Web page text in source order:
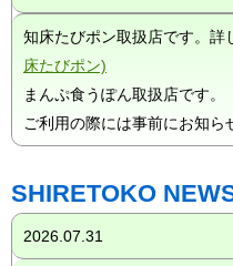
知床たびポン取扱店です。詳
床たびポン)
まんぷ食うぽん取扱店です。
ご利用の際には事前にお知ら
SHIRETOKO
2026.07.31